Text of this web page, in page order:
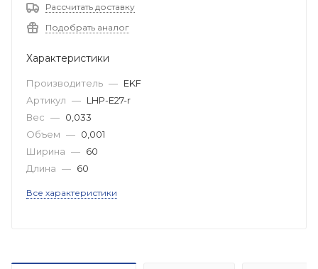
Рассчитать доставку
Подобрать аналог
Характеристики
Производитель — EKF
Артикул — LHP-E27-r
Вес — 0,033
Объем — 0,001
Ширина — 60
Длина — 60
Все характеристики